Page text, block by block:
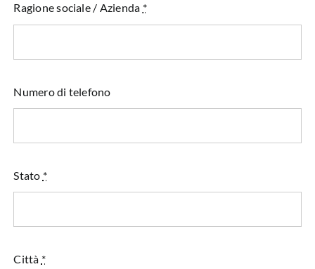
Ragione sociale / Azienda *
Numero di telefono
Stato *
Città *